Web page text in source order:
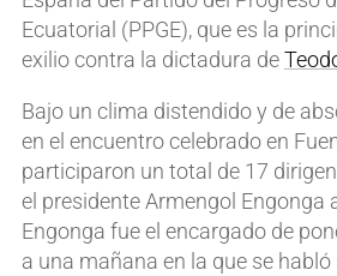
Ecuatorial (PPGE), que es la
exilio contra la dictadura de
Bajo un clima distendido y de
en el encuentro celebrado en
participaron un total de 17
el presidente Armengol Engonga
Engonga fue el encargado de
a una mañana en la que se